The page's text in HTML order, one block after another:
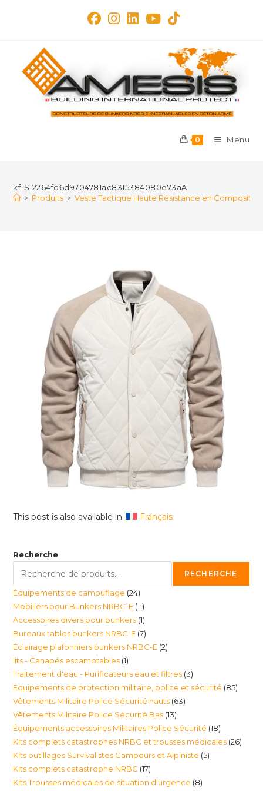
0 Menu
kf-S12264fd6d9704781ac8315384080e73aA
> Produits > Veste Tactique Haute Résistance en
This post is also available in: Français
Recherche
RECHERCHE
Équipements de camouflage 2424
produits
Mobiliers pour Bunkers NRBC-E 1111
produits
Accessoires divers pour bunkers 11
produit
Bureaux tables bunkers NRBC-E 77
produits
Éclairage plafonniers bunkers NRBC-E 22
lits - Canapés escamotables 11
produit
Traitement d'eau - Purificateurs eau et filtres 33
produits
Équipements de protection militaire, police et sécurité 8585
Vêtements Militaire Police Sécurité hauts 6363
Vêtements Militaire Police Sécurité Bas 1313
produits
Équipements accessoires Militaires Police Sécurité 1818
produits
Kits complets catastrophes NRBC et trousses médicales 2626
Kits outillages Survivalistes Campeurs et Alpiniste 55
Kits complets catastrophe NRBC 1717
produits
Kits Trousses médicales de situation d'urgence 88